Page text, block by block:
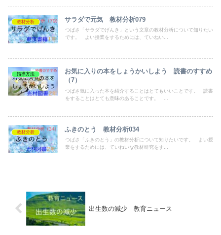
教材分析 サラダで元気 教材分析079
つばさ「サラダでげんき」という文章の教材分析について知りたい
です。 よい授業をするためには、ていねい...
指導方法
お気に入りの本をしょうかいしよう 読書のすすめ
（7）
つばさ気に入った本を紹介することはとてもいいことです。 読書
をすることはとても意味のあることです。 ...
教材分析 ふきのとう 教材分析034
つばさ「ふきのとう」の教材分析について知りたいです。 よい授
業をするためには、ていねいな教材研究をす...
出生数の減少 教育ニュース